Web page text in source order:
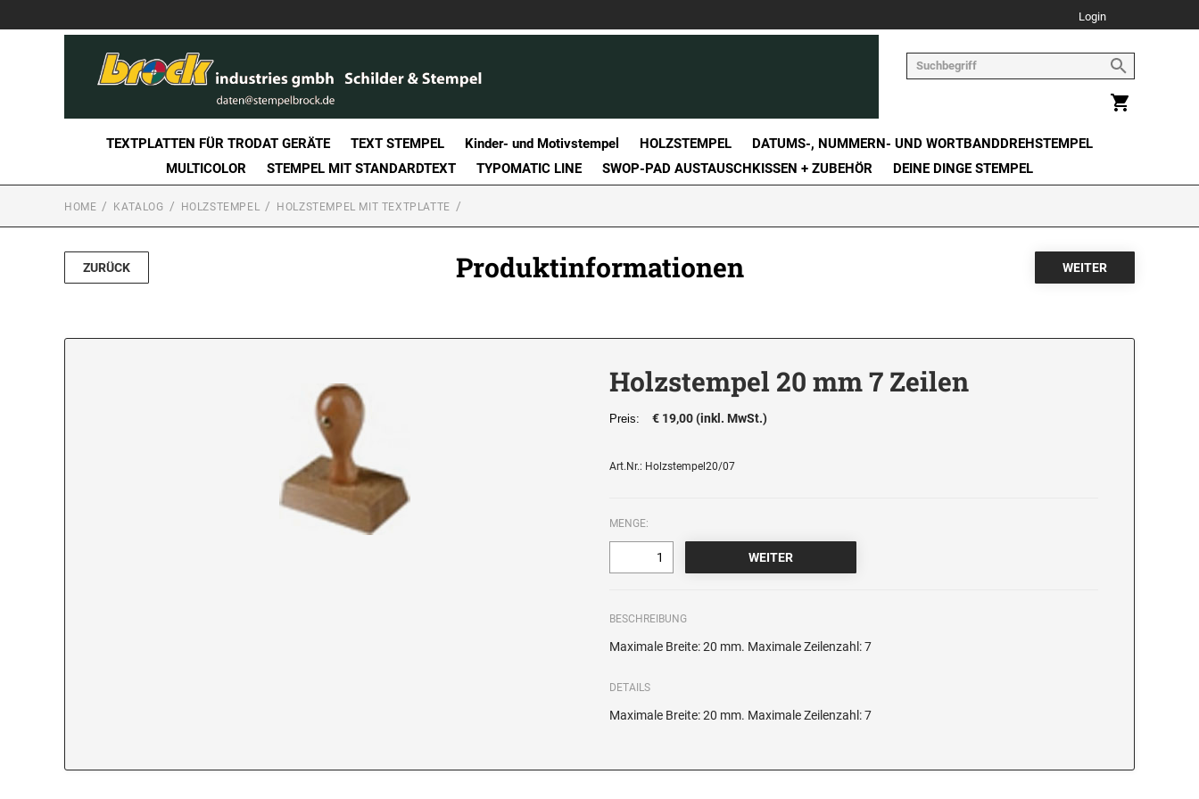
Login
TEXTPLATTEN FÜR TRODAT GERÄTE TEXT STEMPEL Kinder- und Motivstempel HOLZSTEMPEL
DATUMS-, NUMMERN- UND WORTBANDDREHSTEMPEL
MULTICOLOR
STEMPEL MIT STANDARDTEXT TYPOMATIC LINE SWOP-PAD AUSTAUSCHKISSEN + ZUBEHÖR DEINE DINGE STEMPEL
HOME KATALOG HOLZSTEMPEL HOLZSTEMPEL MIT TEXTPLATTE
ZURÜCK Produktinformationen
Holzstempel 20 mm 7 Zeilen
Preis: € 19,00 (inkl. MwSt.)
Art.Nr.: Holzstempel20/07
MENGE:
BESCHREIBUNG
Maximale Breite: 20 mm. Maximale Zeilenzahl: 7
DETAILS
Maximale Breite: 20 mm. Maximale Zeilenzahl: 7